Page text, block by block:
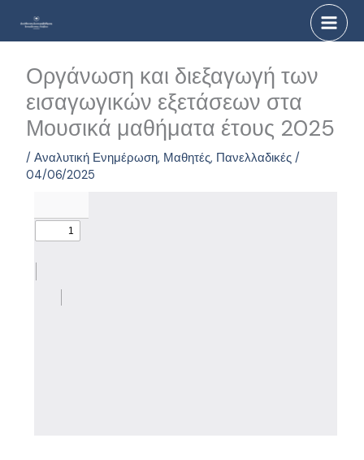
Οργάνωση και διεξαγωγή των
εισαγωγικών εξετάσεων στα
Μουσικά μαθήματα έτους 2025
/Αναλυτική Ενημέρωση, Μαθητές, Πανελλαδικές /
04/06/2025